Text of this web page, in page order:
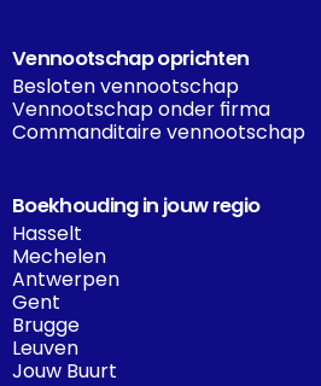
Vennootschap oprichten
Besloten vennootschap
Vennootschap onder firma
Commanditaire vennootschap
Boekhouding in jouw regio
Hasselt
Mechelen
Antwerpen
Gent
Brugge
Leuven
Jouw Buurt